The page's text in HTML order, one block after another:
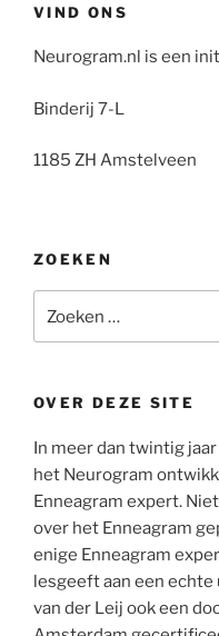
VIND ONS
Neurogram.nl is een
Binderij 7-L
1185 ZH Amstelveen
ZOEKEN
naar:
OVER DEZE SITE
In meer dan twintig
het Neurogram
Enneagram expert.
over het Enneagram
enige Enneagram
lesgeeft aan een
van der Leij ook een